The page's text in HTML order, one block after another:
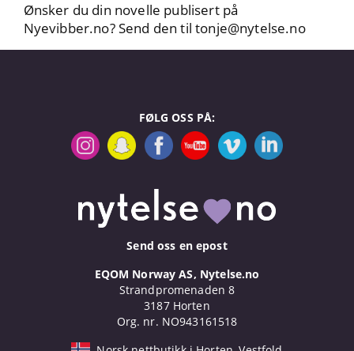
Ønsker du din novelle publisert på
Nyevibber.no? Send den tiltonje@nytelse.no
FØLG OSS PÅ:
Send oss en epost
EQOM Norway AS, Nytelse.no
Strandpromenaden 8
3187 Horten
Org. nr. NO943161518